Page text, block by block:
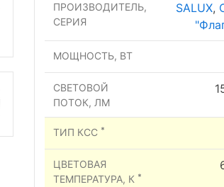
ПРОИЗВОДИТЕЛЬ,
СЕРИЯ
SALUX,
МОЩНОСТЬ, ВТ
СВЕТОВОЙ
ПОТОК, ЛМ
ТИП КСС *
ЦВЕТОВАЯ
ТЕМПЕРАТУРА, К *